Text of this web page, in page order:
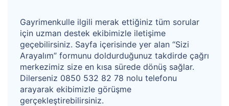
Gayrimenkulle ilgili merak ettiğiniz tüm sorular
için uzman destek ekibimizle iletişime
geçebilirsiniz. Sayfa içerisinde yer alan “Sizi
Arayalım” formunu doldurduğunuz takdirde çağrı
merkezimiz size en kısa sürede dönüş sağlar.
Dilerseniz 0850 532 82 78 nolu telefonu
arayarak ekibimizle görüşme
gerçekleştirebilirsiniz.